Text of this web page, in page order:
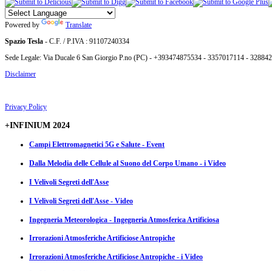
Powered by
Translate
Spazio Tesla - C.F. / P.IVA : 91107240334
Sede Legale: Via Ducale 6 San Giorgio P.no (PC) - +393474875534 - 3357017114 -
Disclaimer
Privacy Policy
+INFINIUM 2024
Campi Elettromagnetici 5G e Salute - Event
Dalla Melodia delle Cellule al Suono del Corpo Umano - i Video
I Velivoli Segreti dell'Asse
I Velivoli Segreti dell'Asse - Video
Ingegneria Meteorologica - Ingegneria Atmosferica Artificiosa
Irrorazioni Atmosferiche Artificiose Antropiche
Irrorazioni Atmosferiche Artificiose Antropiche - i Video